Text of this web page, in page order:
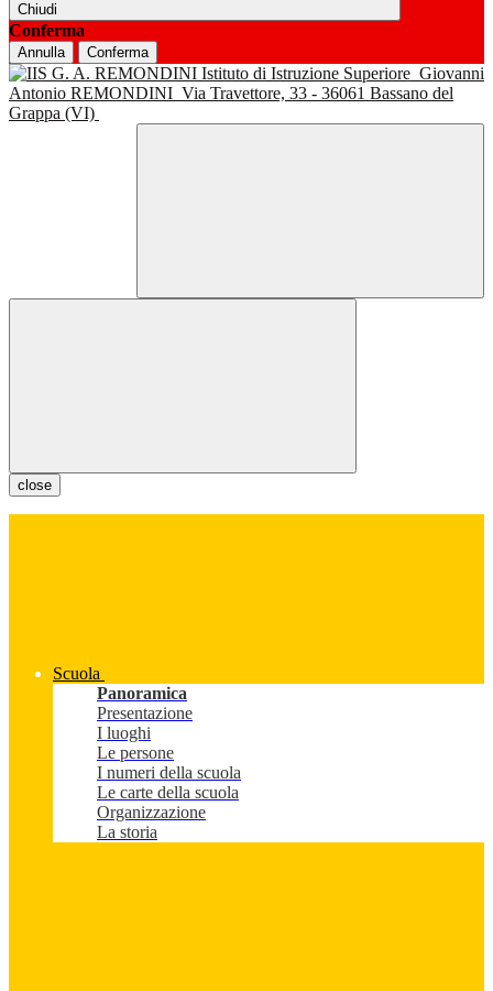
Chiudi
Conferma
Annulla Conferma
Istituto di Istruzione Superiore Giovanni
Antonio REMONDINI Via Travettore, 33 - 36061 Bassano del
Grappa (VI)
close
Scuola
Panoramica
Presentazione
I luoghi
Le persone
I numeri della scuola
Le carte della scuola
Organizzazione
La storia